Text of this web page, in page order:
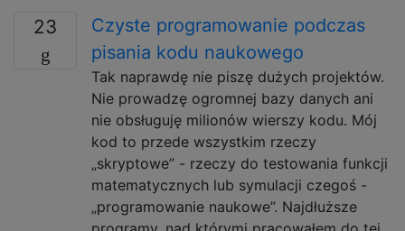
23
Czyste programowanie podczas
pisania kodu naukowego
Tak naprawdę nie piszę dużych projektów.
Nie prowadzę ogromnej bazy danych ani
nie obsługuję milionów wierszy kodu. Mój
kod to przede wszystkim rzeczy
„skryptowe” - rzeczy do testowania funkcji
matematycznych lub symulacji czegoś -
„programowanie naukowe”. Najdłuższe